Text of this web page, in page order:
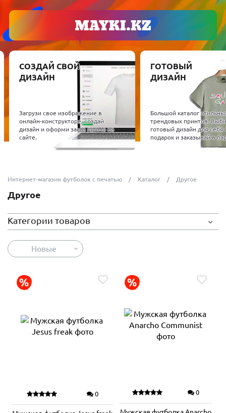
СОЗДАЙ СВОЙ
ДИЗАЙН
Загрузи свое изображение в
онлайн-конструкторе, создай
дизайн и оформи заказ прямо на
сайте.
ГОТОВЫЙ
ДИЗАЙН
Большой каталог
трендовых принтов.
готовый дизайн для себя
подарок и заказывай в
Интернет-магазин футболок с печатью Каталог Другое
Другое
Категории товаров
Новые
0 0